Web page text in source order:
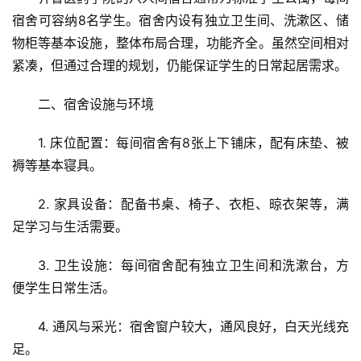
宿舍可容纳8名学生。宿舍内设有独立卫生间、洗漱区、储
物柜等基本设施，整体布局合理，功能齐全。虽然空间相对
紧凑，但通过合理的规划，仍能保证学生的日常起居需求。
二、宿舍设施与环境
1. 床位配置：每间宿舍有8张上下铺床，配有床垫、被
褥等基本寝具。
2. 家具设备：配备书桌、椅子、衣柜、晾衣架等，满
足学习与生活需要。
3. 卫生设施：每间宿舍配有独立卫生间和洗漱台，方
便学生日常生活。
4. 通风与采光：宿舍窗户较大，通风良好，白天光线充
足。